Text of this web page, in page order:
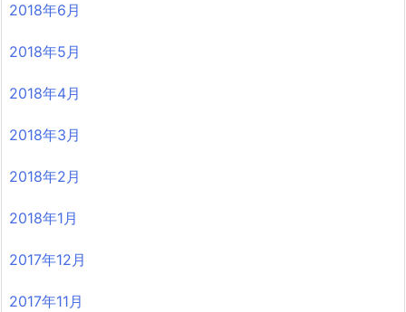
2018年6月
2018年5月
2018年4月
2018年3月
2018年2月
2018年1月
2017年12月
2017年11月